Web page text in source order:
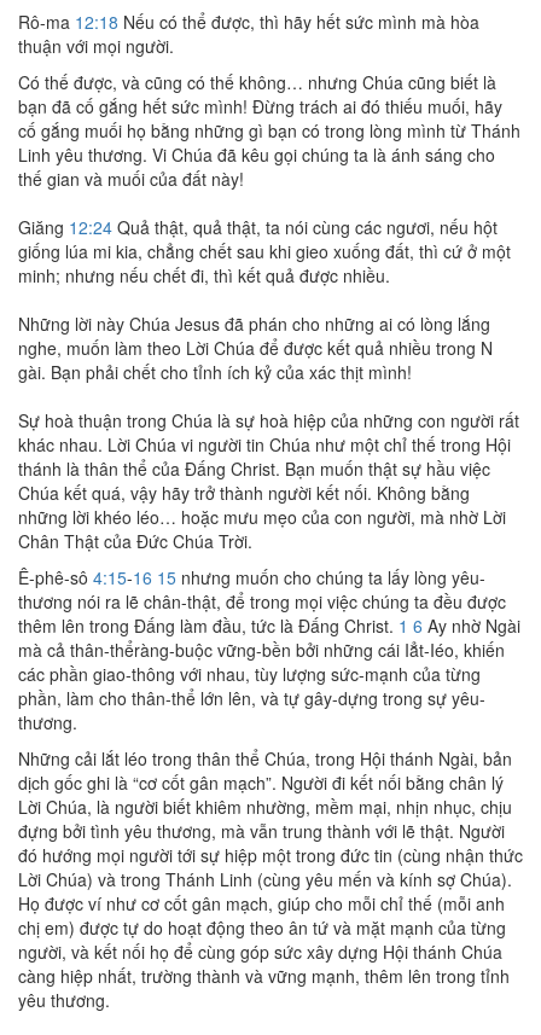
Rô-ma 12:18 Nếu có thể được, thì hãy hết sức mình mà hòa
thuận với mọi người.
Có thế được, và cũng có thế không… nhưng Chúa cũng biết là
bạn đã cố gắng hết sức mình! Đừng trách ai đó thiếu muối, hãy
cố gắng muối họ bằng những gì bạn có trong lòng mình từ Thánh
Linh yêu thương. Vi Chúa đã kêu gọi chúng ta là ánh sáng cho
thế gian và muối của đất này!
Giăng 12:24 Quả thật, quả thật, ta nói cùng các ngươi, nếu hột
giống lúa mi kia, chẳng chết sau khi gieo xuống đất, thì cứ ở một
minh; nhưng nếu chết đi, thì kết quả được nhiều.
Những lời này Chúa Jesus đã phán cho những ai có lòng lắng
nghe, muốn làm theo Lời Chúa để được kết quả nhiều trong N
gài. Bạn phải chết cho tỉnh ích kỷ của xác thịt mình!
Sự hoà thuận trong Chúa là sự hoà hiệp của những con người rất
khác nhau. Lời Chúa vi người tin Chúa như một chỉ thế trong Hội
thánh là thân thể của Đấng Christ. Bạn muốn thật sự hầu việc
Chúa kết quá, vậy hãy trở thành người kết nối. Không bằng
những lời khéo léo… hoặc mưu mẹo của con người, mà nhờ Lời
Chân Thật của Đức Chúa Trời.
Ê-phê-sô 4:15-16 15 nhưng muốn cho chúng ta lấy lòng yêu-
thương nói ra lẽ chân-thật, để trong mọi việc chúng ta đều được
thêm lên trong Đấng làm đầu, tức là Đấng Christ. 1 6 Ay nhờ Ngài
mà cả thân-thểràng-buộc vững-bền bởi những cái Iẳt-Iéo, khiến
các phần giao-thông với nhau, tùy lượng sức-mạnh của từng
phần, làm cho thân-thể lớn lên, và tự gây-dựng trong sự yêu-
thương.
Những cải lắt léo trong thân thể Chúa, trong Hội thánh Ngài, bản
dịch gốc ghi là “cơ cốt gân mạch”. Người đi kết nối bằng chân lý
Lời Chúa, là người biết khiêm nhường, mềm mại, nhịn nhục, chịu
đựng bởi tình yêu thương, mà vẫn trung thành với lẽ thật. Người
đó hướng mọi người tới sự hiệp một trong đức tin (cùng nhận thức
Lời Chúa) và trong Thánh Linh (cùng yêu mến và kính sợ Chúa).
Họ được ví như cơ cốt gân mạch, giúp cho mỗi chỉ thế (mỗi anh
chị em) được tự do hoạt động theo ân tứ và mặt mạnh của từng
người, và kết nối họ để cùng góp sức xây dựng Hội thánh Chúa
càng hiệp nhất, trường thành và vững mạnh, thêm lên trong tỉnh
yêu thương.